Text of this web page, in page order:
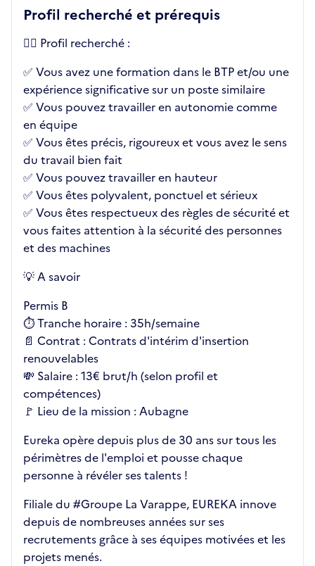
Profil recherché et prérequis
👉🏼 Profil recherché :
✅ Vous avez une formation dans le BTP et/ou une
expérience significative sur un poste similaire
✅ Vous pouvez travailler en autonomie comme
en équipe
✅ Vous êtes précis, rigoureux et vous avez le sens
du travail bien fait
✅ Vous pouvez travailler en hauteur
✅ Vous êtes polyvalent, ponctuel et sérieux
✅ Vous êtes respectueux des règles de sécurité et
vous faites attention à la sécurité des personnes
et des machines
💡 A savoir
Permis B
⏱️ Tranche horaire : 35h/semaine
📄 Contrat : Contrats d'intérim d'insertion
renouvelables
💸 Salaire : 13€ brut/h (selon profil et
compétences)
🚩 Lieu de la mission : Aubagne
Eureka opère depuis plus de 30 ans sur tous les
périmètres de l'emploi et pousse chaque
personne à révéler ses talents !
Filiale du #Groupe La Varappe, EUREKA innove
depuis de nombreuses années sur ses
recrutements grâce à ses équipes motivées et les
projets menés.